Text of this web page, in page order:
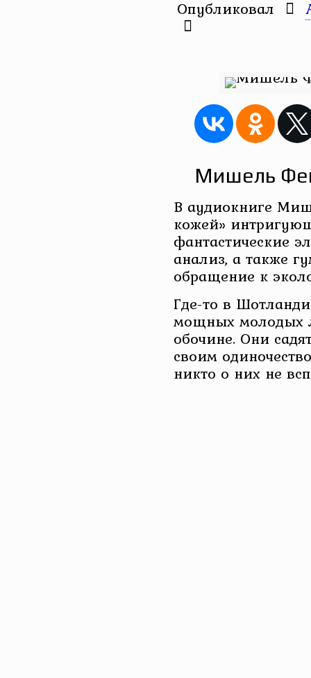
Опубликовал
Мишель
В аудиокниге
кожей»
фантастические
анализ, а также
обращение к
Где-то в
мощных молодых
обочине. Они
своим
никто о них не